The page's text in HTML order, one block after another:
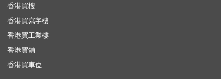
香港買樓
香港買寫字樓
香港買工業樓
香港買舖
香港買車位